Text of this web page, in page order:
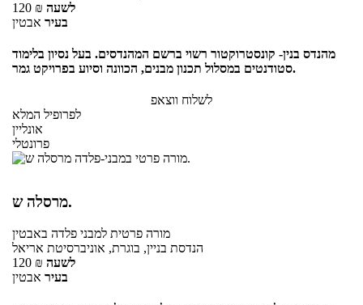
120 ₪ לשעה
בעיר אבטין
מהנדס בנין- קונסטרוקטור רשוי ברשם המהנדסים. בעל נסיון בלימוד
סטודנטים במסלול תכנון מבנים, הכוונה וסיוע בפרויקט גמר.
לשלוח ווצאפ
לפרופיל המלא
אונליין
פרונטלי
מרסלה ש.
מורה פרטית למבני פלדה באבטין
הנדסת בניין, בוגרת, אוניברסיטת אריאל
120 ₪ לשעה
בעיר אבטין